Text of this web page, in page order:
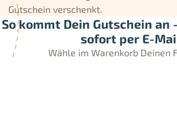
Gutschein verschenkt.
So kommt Dein Gutschein an
sofort per E-
Wähle im Warenkorb Deinen